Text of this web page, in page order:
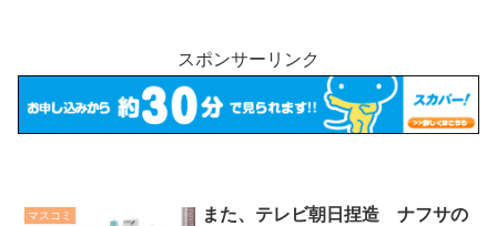
スポンサーリンク
マスコミ
また、テレビ朝日捏造 ナフサの